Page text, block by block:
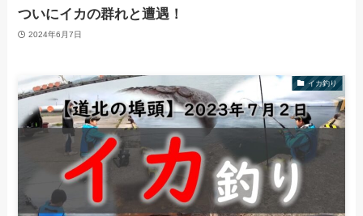
ついにイカの群れと遭遇！
2024年6月7日
イカ釣り